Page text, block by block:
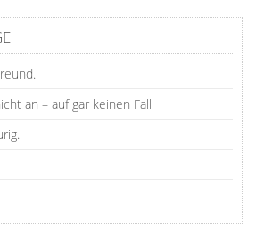
an – auf gar keinen Fall